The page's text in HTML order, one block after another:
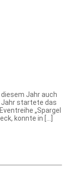
Jahr auch
Jahr startete das
„Spargel
konnte in […]